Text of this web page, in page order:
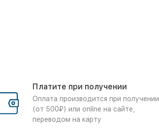
Платите при получении
Оплата производится при получении
(от 500₽) или online на сайте,
переводом на карту